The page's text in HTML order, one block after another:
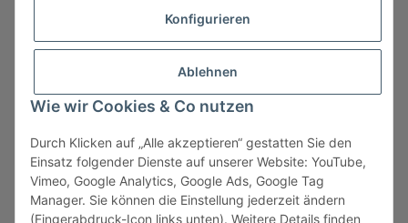
Konfigurieren
Ablehnen
Wie wir Cookies & Co nutzen
Durch Klicken auf „Alle akzeptieren“ gestatten Sie den
Einsatz folgender Dienste auf unserer Website: YouTube,
Vimeo, Google Analytics, Google Ads, Google Tag
Manager. Sie können die Einstellung jederzeit ändern
(Fingerabdruck-Icon links unten). Weitere Details finden
Vertrag widerrufen